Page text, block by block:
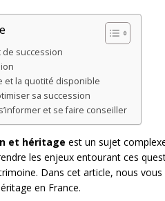
succession
et la quotité disponible
sa succession
et se faire conseiller
et héritage est un sujet
les enjeux entourant ces
Dans cet article, nous
en France.